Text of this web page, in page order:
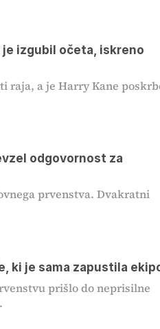
izgubil očeta, iskreno
raja, a je Harry Kane
odgovornost za
prvenstva. Dvakratni
ki je sama zapustila
prišlo do neprisilne